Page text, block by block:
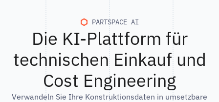
PARTSPACE AI
Die KI-Plattform für
technischen Einkauf und
Cost Engineering
Verwandeln Sie Ihre Konstruktionsdaten in umsetzbare